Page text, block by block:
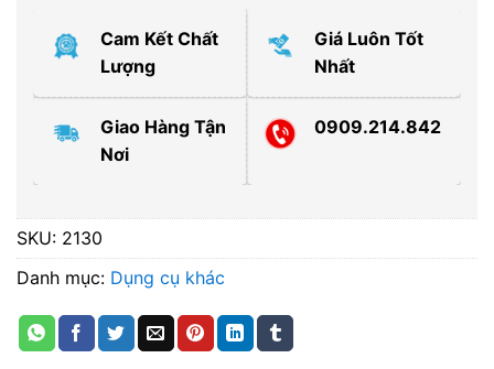
Cam Kết Chất
Lượng
Giá Luôn Tốt
Nhất
Giao Hàng Tận
Nơi
0909.214.842
SKU: 2130
Danh mục: Dụng cụ khác